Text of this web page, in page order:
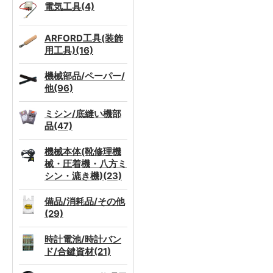
電気工具(4)
ARFORD工具(装飾
用工具)(16)
機械部品/ペーパー/
他(96)
ミシン/底縫い機部
品(47)
機械本体(靴修理機
械・圧着機・八方ミ
シン・漉き機)(23)
備品/消耗品/その他
(29)
時計電池/時計バン
ド/合鍵資材(21)